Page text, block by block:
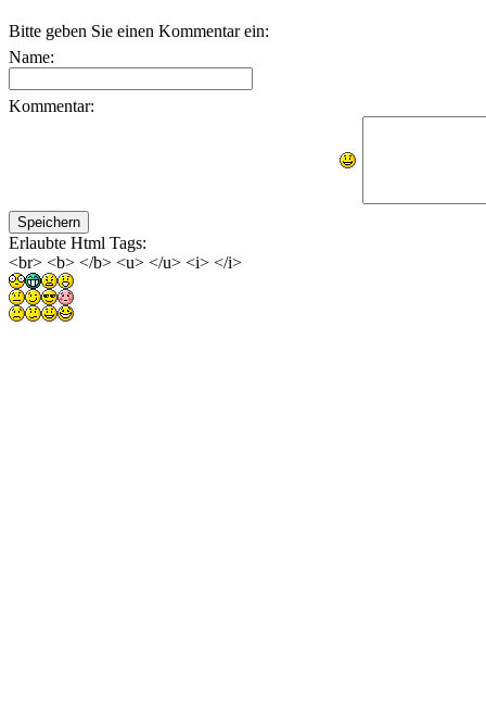
Bitte geben Sie einen Kommentar ein:
Name:
Kommentar:
Erlaubte Html Tags:
<br> <b> </b> <u> </u> <i> </i>